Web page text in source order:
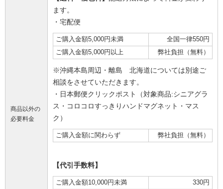
商品以外の
必要料金
ます。
・宅配便
ご購入金額5,000円未満
全国一律550円
ご購入金額5,000円以上
弊社負担（無料）
※沖縄本島周辺・離島 北海道については別途ご
相談をさせていただきます。
・日本郵便クリックポスト（対象商品:シニアグラ
ス・コロコロすっきりハンドマグネット・マス
ク）
ご購入金額に関わらず 弊社負担（無料）
【代引手数料】
ご購入金額10,000円未満
330円